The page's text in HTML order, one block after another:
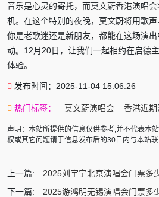
音乐是心灵的寄托，而莫文蔚香港演唱
机。在这个特别的夜晚，莫文蔚将用歌
你是老歌迷还是新朋友，都能在这场演
动。12月20日，让我们一起相约在启德
体验。
发布时间：2025-11-04 15:06:26
热门标签： 莫文蔚演唱会 香港近
声明：本站所提供的信息仅供参考,并不代表本
权或其它问题请于信息发布后的30日内与本站
上一篇: 2025刘宇宁北京演唱会门票多
下一篇: 2025游鸿明无锡演唱会门票多